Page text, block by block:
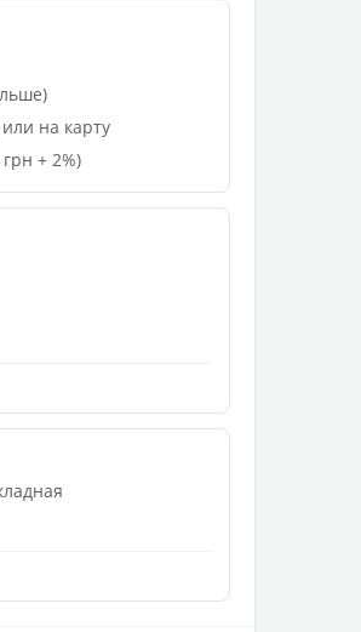
на карту
+ 2%)